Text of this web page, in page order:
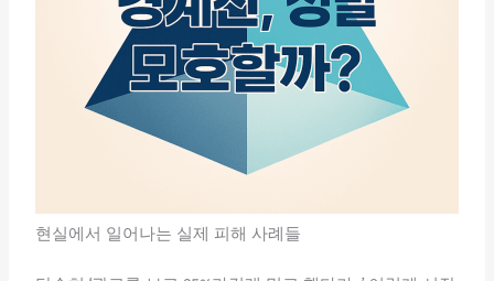
현실에서 일어나는 실제 피해 사례들